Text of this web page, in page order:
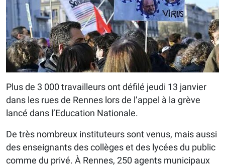
Plus de 3 000 travailleurs ont défilé jeudi 13 janvier
dans les rues de Rennes lors de l’appel à la grève
lancé dans l’Education Nationale.
De très nombreux instituteurs sont venus, mais aussi
des enseignants des collèges et des lycées du public
comme du privé. À Rennes, 250 agents municipaux